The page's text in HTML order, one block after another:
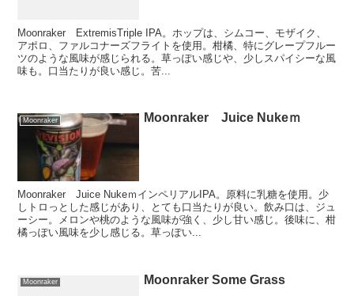
Moonraker ExtremisTriple IPA。ホップは、シムコー、モザイク、
アポロ、ファルコナーズフライトを使用。柑橘、特にグレープフルー
ツのような風味が感じられる。草っぽい感じや、少しスパイシーな風
味も。口当たりが良い感じ。苦...
Moonraker Moonraker Juice Nukeｍ
Moonraker Juice NukeｍインペリアルIPA。原料に乳糖を使用。少
しトロっとした感じがあり、とても口当たりが良い。飲み口は、ジュ
ーシー。メロンや桃のような風味が強く、少し甘い感じ。後味に、柑
橘っぽい風味を少し感じる。草っぽい...
Moonraker Moonraker Some Grass